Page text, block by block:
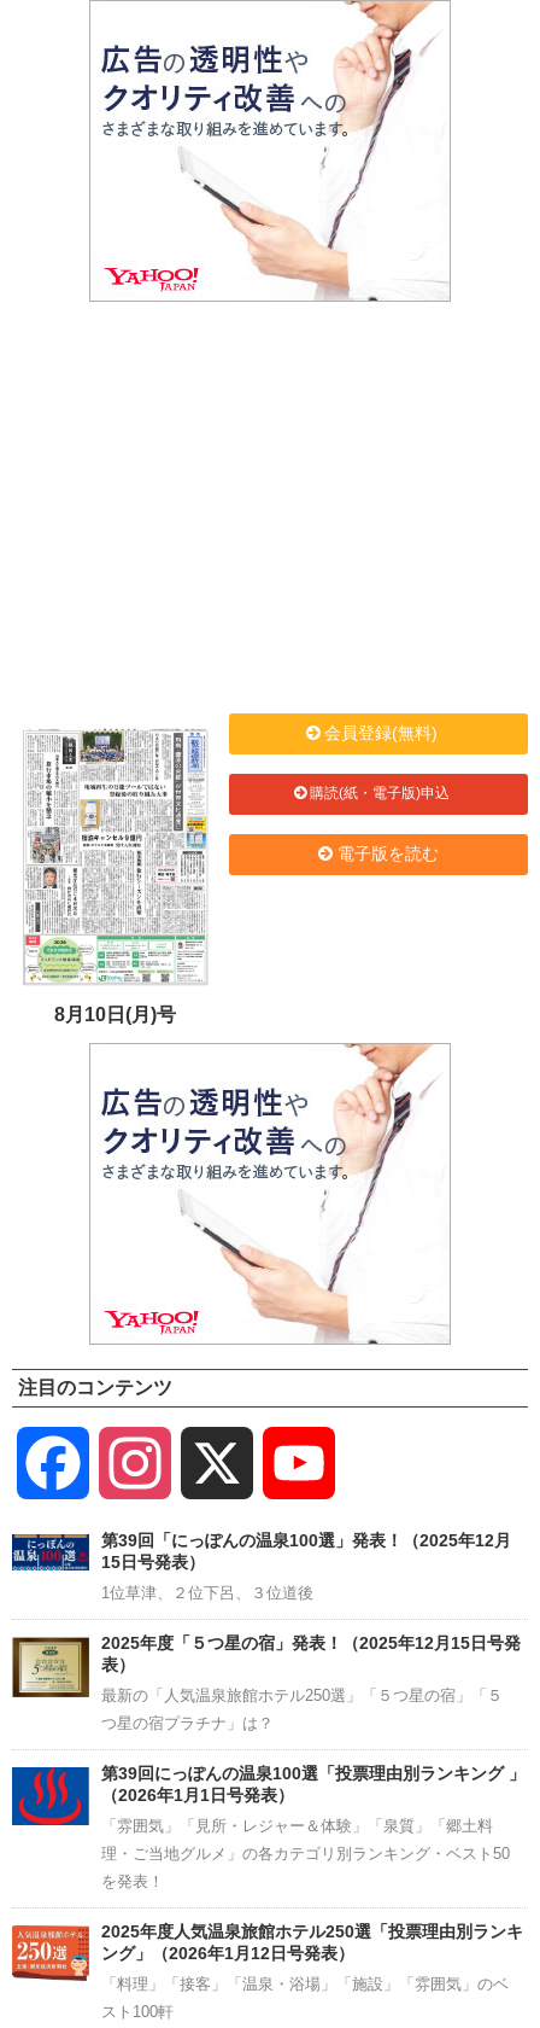
8月10日(月)号
会員登録(無料)
購読(紙・電子版)申込
電子版を読む
注目のコンテンツ
Facebook Instagram
Channel
第39回「にっぽんの温泉100選」発表！（2025年12月
15日号発表）
1位草津、２位下呂、３位道後
2025年度「５つ星の宿」発表！（2025年12月15日号発
表）
最新の「人気温泉旅館ホテル250選」「５つ星の宿」「５
つ星の宿プラチナ」は？
第39回にっぽんの温泉100選「投票理由別ランキング 」
（2026年1月1日号発表）
「雰囲気」「見所・レジャー＆体験」「泉質」「郷土料
理・ご当地グルメ」の各カテゴリ別ランキング・ベスト50
を発表！
2025年度人気温泉旅館ホテル250選「投票理由別ランキ
ング」（2026年1月12日号発表）
「料理」「接客」「温泉・浴場」「施設」「雰囲気」のベ
スト100軒